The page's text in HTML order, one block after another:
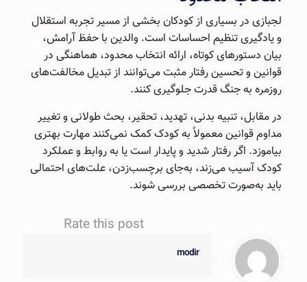
لجبازی در بسیاری از کودکان بخشی از مسیر تجربه استقلال
و یادگیری تنظیم احساسات است. والدین با حفظ آرامش،
بیان دستورهای کوتاه، ارائه انتخاب محدود، هماهنگی در
قوانین و تحسین رفتار مثبت می‌توانند از تبدیل مخالفت‌های
روزمره به جنگ قدرت جلوگیری کنند.
در مقابل، تنبیه بدنی، تهدید، تحقیر، بحث طولانی و تغییر
مداوم قوانین معمولاً به کودک کمک نمی‌کنند مهارت بهتری
بیاموزد. اگر رفتار شدید و پایدار است یا به روابط و عملکرد
کودک آسیب می‌زند، به‌جای برچسب‌زدن، علت‌های احتمالی
باید به‌صورت تخصصی بررسی شوند.
Rate this post
modir